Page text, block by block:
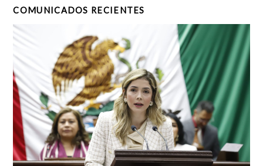
COMUNICADOS RECIENTES